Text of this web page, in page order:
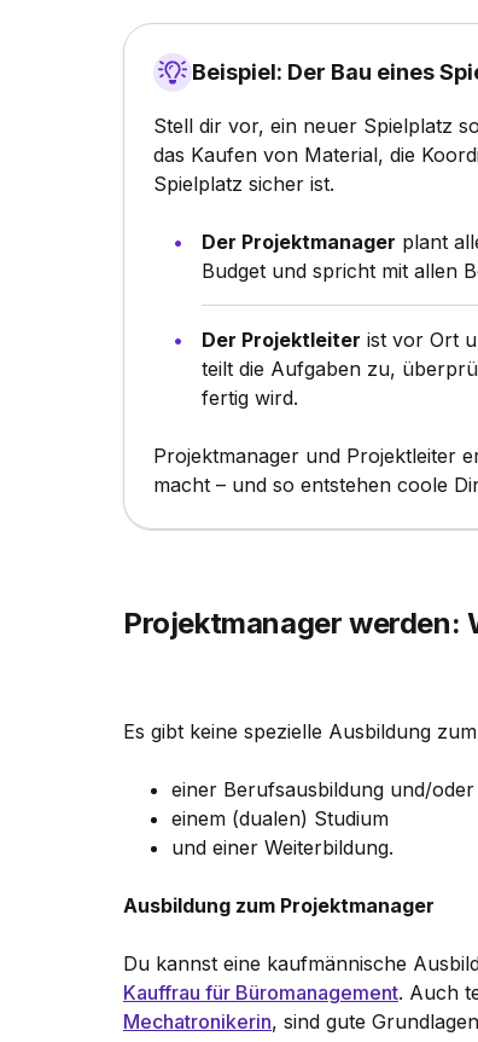
Beispiel: Der Bau eines
Stell dir vor, ein neuer Spielplatz
das Kaufen von Material, die
Spielplatz sicher ist.
Der Projektmanager plant
Budget und spricht mit allen
Der Projektleiter ist vor Ort
teilt die Aufgaben zu,
fertig wird.
Projektmanager und Projektleiter
macht – und so entstehen coole
Projektmanager werden:
Es gibt keine spezielle Ausbildung
einer Berufsausbildung und/oder
einem (dualen) Studium
und einer Weiterbildung.
Ausbildung zum Projektmanager
Du kannst eine kaufmännische
Kauffrau für Büromanagement. Auch
Mechatronikerin, sind gute